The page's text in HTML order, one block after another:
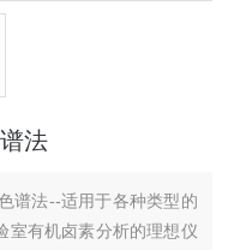
法
谱法--适用于各种类型的
室有机卤素分析的理想仪